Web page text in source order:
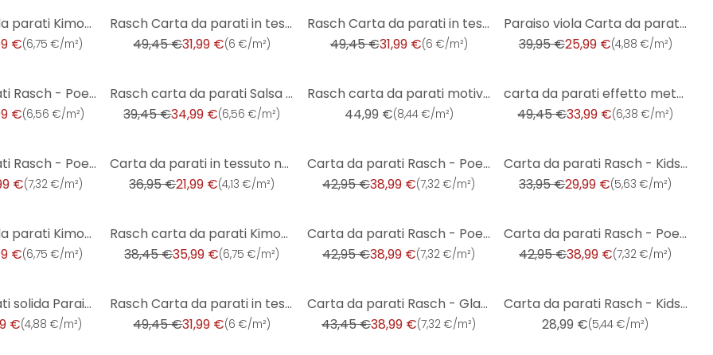
Rasch carta da parati Kimono
€(6,75 €/m²)
Rasch Carta da parati in tessuto non tessuto - African Queen III
49,45 €31,99 €(6 €/m²)
Rasch Carta da parati in tessuto non tessuto - African Queen III
49,45 €31,99 €(6 €/m²)
Paraiso viola Carta da parati normale, carta da parati in tessuto non tessuto
39,95 €25,99 €(4,88 €/m²)
Carta da parati Rasch - Poetry II foglie
€(6,56 €/m²)
Rasch carta da parati Salsa - Unicolor
39,45 €34,99 €(6,56 €/m²)
Rasch carta da parati motivi - Florentine III foglie
44,99 €(8,44 €/m²)
carta da parati effetto metallo, carta da parati effetto metallo Factory V oro
49,45 €33,99 €(6,38 €/m²)
Carta da parati Rasch - Poetry II righe
€(7,32 €/m²)
Carta da parati in tessuto non tessuto Rasch Welcome Home
36,95 €21,99 €(4,13 €/m²)
Carta da parati Rasch - Poetry II
42,95 €38,99 €(7,32 €/m²)
Carta da parati Rasch - Kids & Teens III
33,95 €29,99 €(5,63 €/m²)
Rasch carta da parati Kimono - Crema chiaro
€(6,75 €/m²)
Rasch carta da parati Kimono - Crema chiaro
38,45 €35,99 €(6,75 €/m²)
Carta da parati Rasch - Poetry II
42,95 €38,99 €(7,32 €/m²)
Carta da parati Rasch - Poetry II
42,95 €38,99 €(7,32 €/m²)
Carta da parati solida Paraiso, carta da parati in tessuto non tessuto blu Paraiso
€(4,88 €/m²)
Rasch Carta da parati in tessuto non tessuto - African Queen III
49,45 €31,99 €(6 €/m²)
Carta da parati Rasch - Glam
43,45 €38,99 €(7,32 €/m²)
Carta da parati Rasch - Kids & Teens III Universo
28,99 €(5,44 €/m²)